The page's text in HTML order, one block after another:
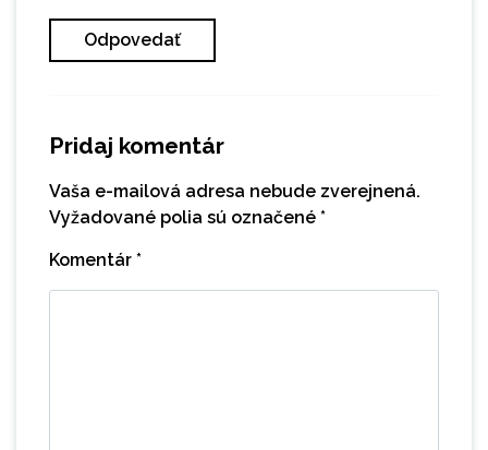
Odpovedať
Pridaj komentár
Vaša e-mailová adresa nebude zverejnená.
Vyžadované polia sú označené *
Komentár *